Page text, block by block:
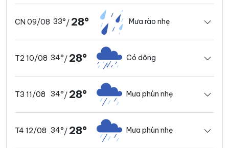
CN 09/08 33°/ 28° Mưa rào nhẹ
T2 10/08 34°/ 28° Có dông
T3 11/08 34°/ 28° Mưa phùn nhẹ
T4 12/08 34°/ 28° Mưa phùn nhẹ